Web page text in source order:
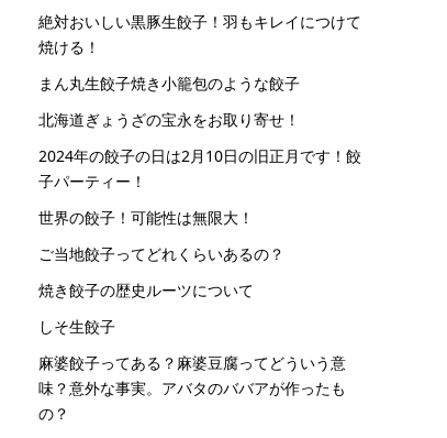
絶対おいしい黒豚生餃子！羽もキレイにつけて
焼ける！
まん丸生餃子焼き小籠包のような餃子
北海道ぎょうざの宝永をお取り寄せ！
2024年の餃子の日は2月10日の旧正月です！餃
子パーティー！
世界の餃子！可能性は無限大！
ご当地餃子ってどれくらいあるの？
焼き餃子の歴史ルーツについて
しそ生餃子
麻婆餃子ってある？麻婆豆腐ってどういう意
味？意外な事実。アバタのババアが作ったも
の？